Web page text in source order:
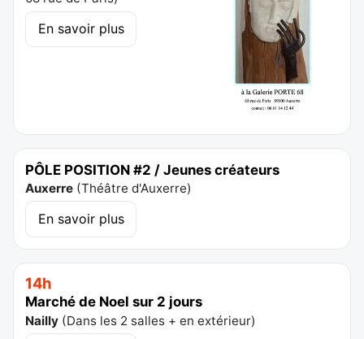
En savoir plus
PÔLE POSITION #2 / Jeunes créateurs
Auxerre (Théâtre d'Auxerre)
En savoir plus
14h
Marché de Noel sur 2 jours
Nailly (Dans les 2 salles + en extérieur)